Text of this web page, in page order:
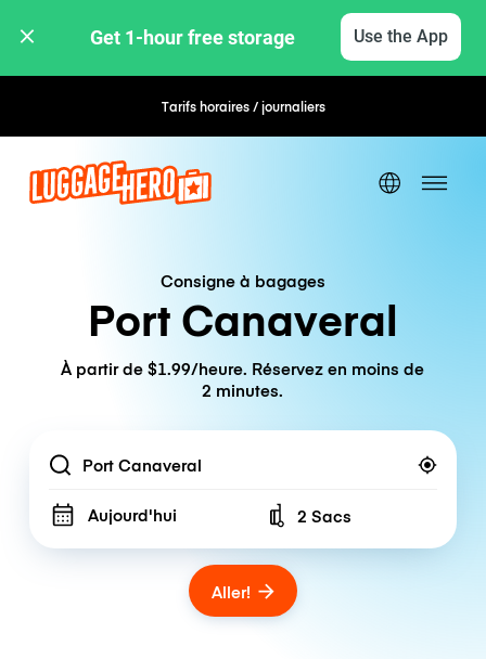
Get 1-hour free storage Use the App
Tarifs horaires / journaliers
Consigne à bagages
Port Canaveral
À partir de $1.99/heure. Réservez en moins de
2 minutes.
Location
Aujourd'hui Number of bags
2 Sacs
Aller!